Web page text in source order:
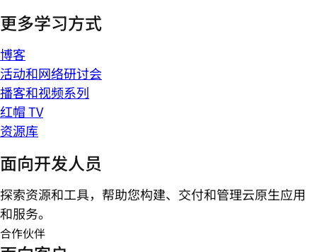
更多学习方式
博客
活动和网络研讨会
播客和视频系列
红帽 TV
资源库
面向开发人员
探索资源和工具，帮助您构建、交付和管理云原生应用
和服务。
合作伙伴